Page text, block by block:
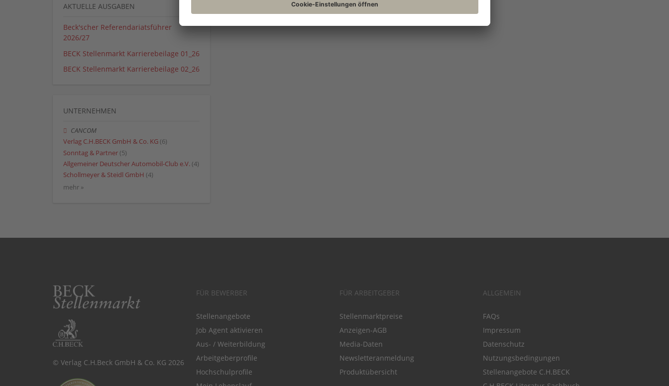
AKTUELLE AUSGABEN
Beck'scher Referendariatsführer
2026/27
BECK Stellenmarkt Karrierebeilage 01_26
BECK Stellenmarkt Karrierebeilage 02_26
UNTERNEHMEN
CANCOM
Verlag C.H.BECK GmbH & Co. KG (6)
Sonntag & Partner (5)
Allgemeiner Deutscher Automobil-Club e.V. (4)
Schollmeyer & Steidl GmbH (4)
mehr »
© Verlag C.H.Beck GmbH & Co. KG 2026
FÜR BEWERBER
Stellenangebote
Job Agent aktivieren
Aus- / Weiterbildung
Arbeitgeberprofile
Hochschulprofile
FÜR ARBEITGEBER
Stellenmarktpreise
Anzeigen-AGB
Media-Daten
Newsletteranmeldung
Produktübersicht
ALLGEMEIN
FAQs
Impressum
Datenschutz
Nutzungsbedingungen
Stellenangebote C.H.BECK